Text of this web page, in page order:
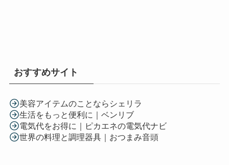
おすすめサイト
美容アイテムのことならシェリラ
生活をもっと便利に｜ベンリブ
電気代をお得に｜ピカエネの電気代ナビ
世界の料理と調理器具｜おつまみ音頭